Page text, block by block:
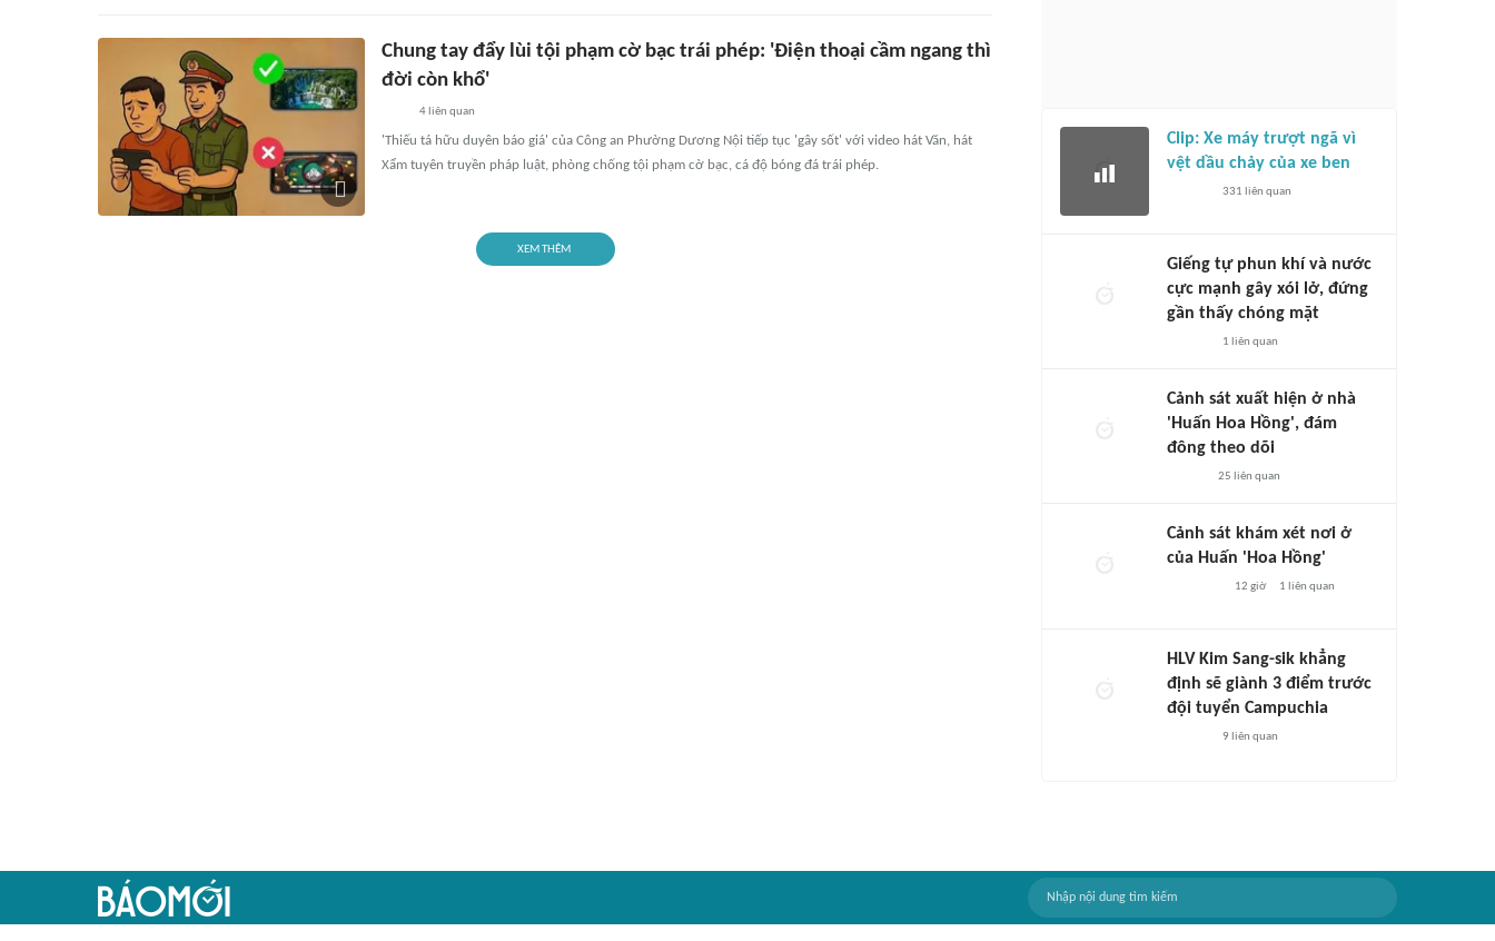
Chung tay đẩy lùi tội phạm cờ bạc trái phép: 'Điện thoại cầm ngang thì
đời còn khổ'
4liên quan
'Thiếu tá hữu duyên báo giá' của Công an Phường Dương Nội tiếp tục 'gây sốt' với video hát Văn, hát
Xẩm tuyên truyền pháp luật, phòng chống tội phạm cờ bạc, cá độ bóng đá trái phép.
XEM THÊM
Clip: Xe máy trượt ngã vì
vệt dầu chảy của xe ben
331 liên quan
Giếng tự phun khí và nước
cực mạnh gây xói lở, đứng
gần thấy chóng mặt
1 liên quan
Cảnh sát xuất hiện ở nhà
'Huấn Hoa Hồng', đám
đông theo dõi
25 liên quan
Cảnh sát khám xét nơi ở
của Huấn 'Hoa Hồng'
12 giờ 1 liên quan
HLV Kim Sang-sik khẳng
định sẽ giành 3 điểm trước
đội tuyển Campuchia
9 liên quan